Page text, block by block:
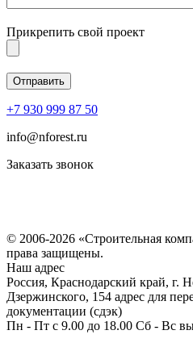
Прикрепить свой проект
+7 930 999 87 50
info@nforest.ru
Заказать звонок
© 2006-2026 «Строительная
права защищены.
Наш адрес
Россия, Краснодарский край, г.
Дзержинского, 154 адрес для
документации (сдэк)
Пн - Пт с 9.00 до 18.00 Сб - Вс